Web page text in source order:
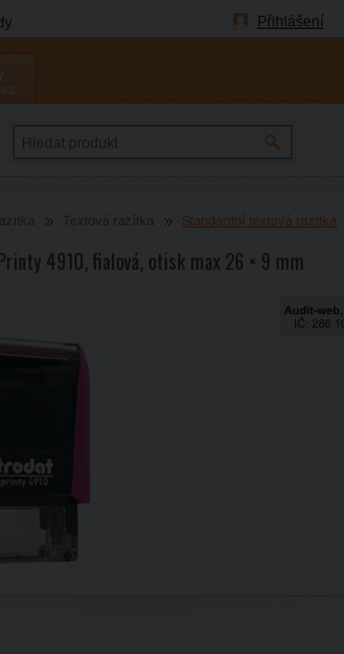
Přihlášení
Standardní textová razítka
4910, fialová, otisk max 26 × 9 mm